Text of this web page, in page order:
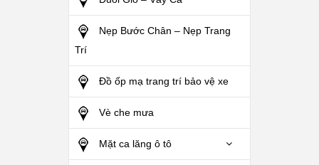
Nẹp Bước Chân – Nẹp Trang
Trí
Đồ ốp mạ trang trí bảo vệ xe
Vè che mưa
Mặt ca lăng ô tô